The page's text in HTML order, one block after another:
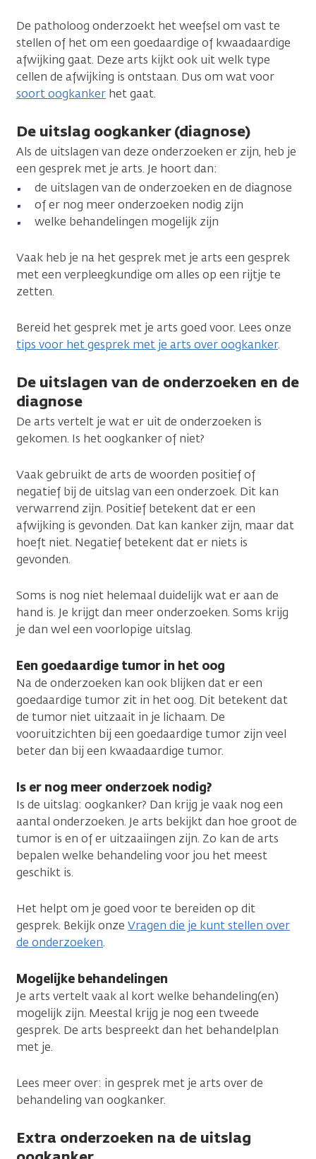
De patholoog onderzoekt het weefsel om vast te
stellen of het om een goedaardige of kwaadaardige
afwijking gaat. Deze arts kijkt ook uit welk type
cellen de afwijking is ontstaan. Dus om wat voor
soort oogkanker het gaat.
De uitslag oogkanker (diagnose)
Als de uitslagen van deze onderzoeken er zijn, heb je
een gesprek met je arts. Je hoort dan:
de uitslagen van de onderzoeken en de diagnose
of er nog meer onderzoeken nodig zijn
welke behandelingen mogelijk zijn
Vaak heb je na het gesprek met je arts een gesprek
met een verpleegkundige om alles op een rijtje te
zetten.
Bereid het gesprek met je arts goed voor. Lees onze
tips voor het gesprek met je arts over oogkanker.
De uitslagen van de onderzoeken en de
diagnose
De arts vertelt je wat er uit de onderzoeken is
gekomen. Is het oogkanker of niet?
Vaak gebruikt de arts de woorden positief of
negatief bij de uitslag van een onderzoek. Dit kan
verwarrend zijn. Positief betekent dat er een
afwijking is gevonden. Dat kan kanker zijn, maar dat
hoeft niet. Negatief betekent dat er niets is
gevonden.
Soms is nog niet helemaal duidelijk wat er aan de
hand is. Je krijgt dan meer onderzoeken. Soms krijg
je dan wel een voorlopige uitslag.
Een goedaardige tumor in het oog
Na de onderzoeken kan ook blijken dat er een
goedaardige tumor zit in het oog. Dit betekent dat
de tumor niet uitzaait in je lichaam. De
vooruitzichten bij een goedaardige tumor zijn veel
beter dan bij een kwaadaardige tumor.
Is er nog meer onderzoek nodig?
Is de uitslag: oogkanker? Dan krijg je vaak nog een
aantal onderzoeken. Je arts bekijkt dan hoe groot de
tumor is en of er uitzaaiingen zijn. Zo kan de arts
bepalen welke behandeling voor jou het meest
geschikt is.
Het helpt om je goed voor te bereiden op dit
gesprek. Bekijk onze Vragen die je kunt stellen over
de onderzoeken.
Mogelijke behandelingen
Je arts vertelt vaak al kort welke behandeling(en)
mogelijk zijn. Meestal krijg je nog een tweede
gesprek. De arts bespreekt dan het behandelplan
met je.
Lees meer over: in gesprek met je arts over de
behandeling van oogkanker.
Extra onderzoeken na de uitslag